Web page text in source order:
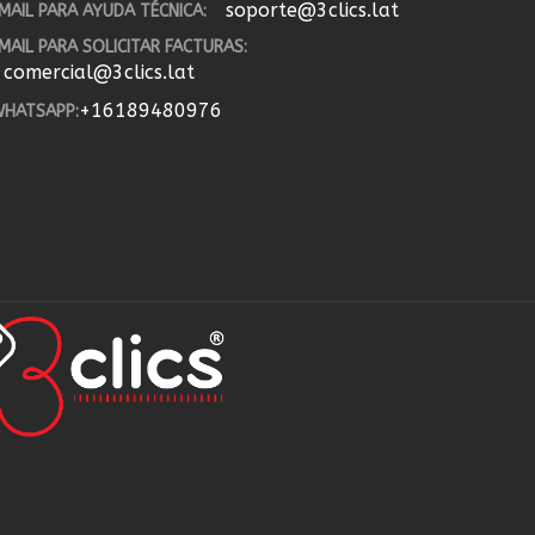
PARA AYUDA TÉCNICA: soporte@3clics.lat
PARA SOLICITAR FACTURAS:
comercial@3clics.lat
+16189480976